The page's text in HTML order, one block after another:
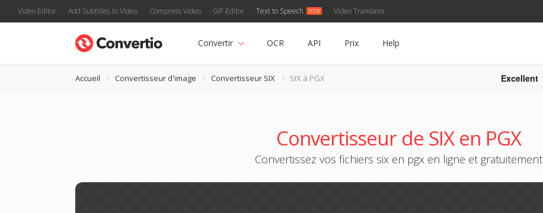
Video Editor Add Subtitles to Video Compress Video GIF Editor Text to Speech Video Translator
Convertir OCR API Prix Help
Accueil Convertisseur d'image Convertisseur SIX SIX à PGX Excellent
Convertisseur de SIX en PGX
Convertissez vos fichiers six en pgx en ligne et gratuitement